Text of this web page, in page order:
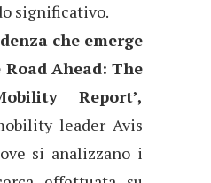
significativo.
che emerge
Ahead: The
Report’,
leader Avis
si analizzano i